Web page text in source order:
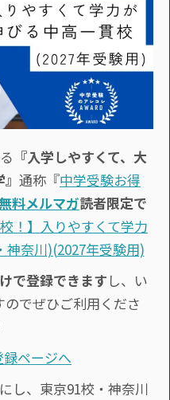
『入学しやすくて、大
通称『中学受験お得
料メルマガ読者限定で
！】入りやすくて学力
神奈川)(2027年受験用)
で登録できます し、い
でぜひご利用くださ
ページへ
し、東京91校・神奈川